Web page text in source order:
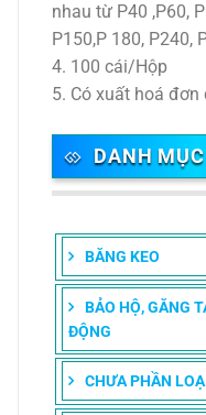
nhau từ P40 ,P60,
P150,P 180, P240,
4. 100 cái/Hộp
5. Có xuất hoá đơn
DANH
BĂNG KEO
BẢO HỘ, GĂNG
ĐỘNG
CHƯA PHẦN